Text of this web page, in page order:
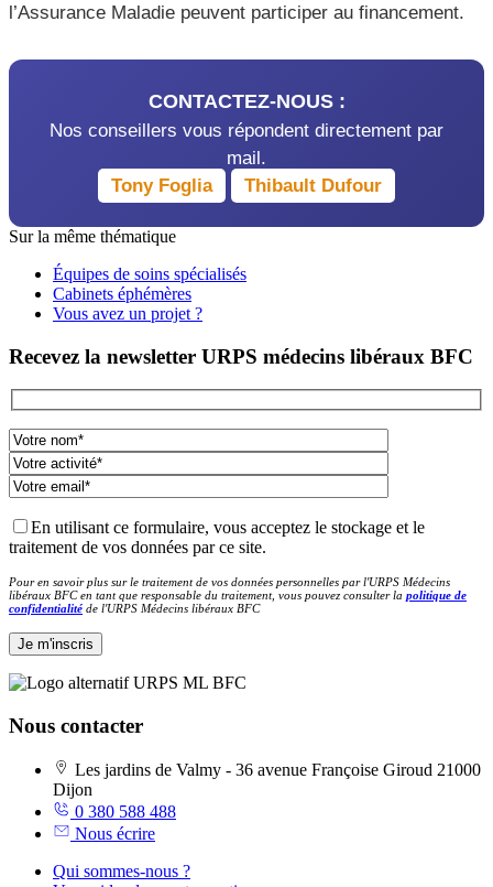
l’Assurance Maladie peuvent participer au financement.
CONTACTEZ-NOUS :
Nos conseillers vous répondent directement par
mail.
Tony Foglia
Thibault Dufour
Sur la même thématique
Équipes de soins spécialisés
Cabinets éphémères
Vous avez un projet ?
Recevez la newsletter URPS médecins libéraux BFC
En utilisant ce formulaire, vous acceptez le stockage et le
traitement de vos données par ce site.
Pour en savoir plus sur le traitement de vos données personnelles par l'URPS Médecins
libéraux BFC en tant que responsable du traitement, vous pouvez consulter la politique de
confidentialité de l'URPS Médecins libéraux BFC
Nous contacter
Les jardins de Valmy - 36 avenue Françoise Giroud 21000
Dijon
0 380 588 488
Nous écrire
Qui sommes-nous ?